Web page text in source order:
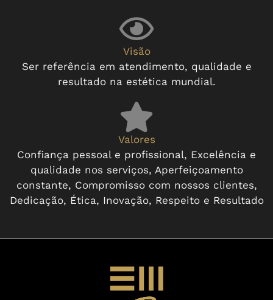
Visão
Ser referência em atendimento, qualidade e
resultado na estética mundial.
Valores
Confiança pessoal e profissional, Excelência e
qualidade nos serviços, Aperfeiçoamento
constante, Compromisso com nossos clientes,
Dedicação, Ética, Inovação, Respeito e Resultado